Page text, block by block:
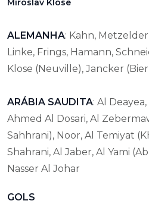
Miroslav Klose
ALEMANHA: Kahn,
Linke, Frings, Hamann,
Klose (Neuville), Jancker
ARÁBIA SAUDITA: Al
Ahmed Al Dosari, Al
Sahhrani), Noor, Al Temiyat
Shahrani, Al Jaber, Al Yami
Nasser Al Johar
GOLS